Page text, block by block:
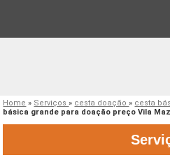
Home » Serviços» cesta doação» cesta
básica grande para doação preço Vila